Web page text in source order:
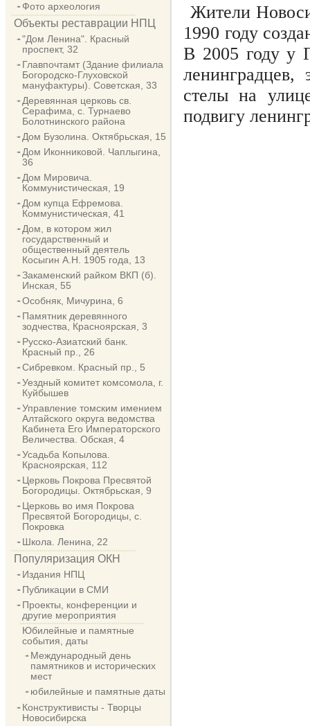
Фото археология
Объекты реставрации НПЦ
"Дом Ленина". Красный
проспект, 32
Главпочтамт (Здание филиала
Богородско-Глуховской
мануфактуры). Советская, 33
Деревянная церковь св.
Серафима, с. Турнаево
Болотнинского района
Дом Бузолина. Октябрьская, 15
Дом Иконниковой. Чаплыгина,
36
Дом Мировича.
Коммунистическая, 19
Дом купца Ефремова.
Коммунистическая, 41
Дом, в котором жил
государственный и
общественный деятель
Косыгин А.Н. 1905 года, 13
Закаменский райком ВКП (б).
Инская, 55
Особняк, Мичурина, 6
Памятник деревянного
зодчества, Красноярская, 3
Русско-Азиатский банк.
Красный пр., 26
Сибревком. Красный пр., 5
Уездный комитет комсомола, г.
Куйбышев
Управление томским имением
Алтайского округа ведомства
Кабинета Его Императорского
Величества. Обская, 4
Усадьба Копылова.
Красноярская, 112
Церковь Покрова Пресвятой
Богородицы. Октябрьская, 9
Церковь во имя Покрова
Пресвятой Богородицы, с.
Покровка
Школа. Ленина, 22
Популяризация ОКН
Издания НПЦ
Публикации в СМИ
Проекты, конференции и
другие мероприятия
Юбилейные и памятные
события, даты
Международный день
памятников и исторических
мест
юбилейные и памятные даты
Конструктивисты - Творцы
Новосибирска
Жители
1990 году
В 2005 году у
стелы на
подвигу